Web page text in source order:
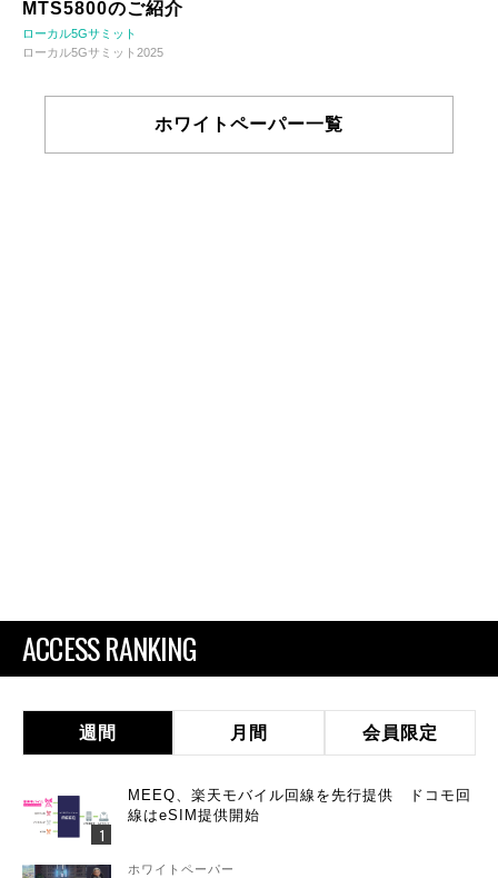
MTS5800のご紹介
ローカル5Gサミット
ローカル5Gサミット2025
ホワイトペーパー一覧
ACCESS RANKING
週間 月間 会員限定
MEEQ、楽天モバイル回線を先行提供 ドコモ回
線はeSIM提供開始
ホワイトペーパー